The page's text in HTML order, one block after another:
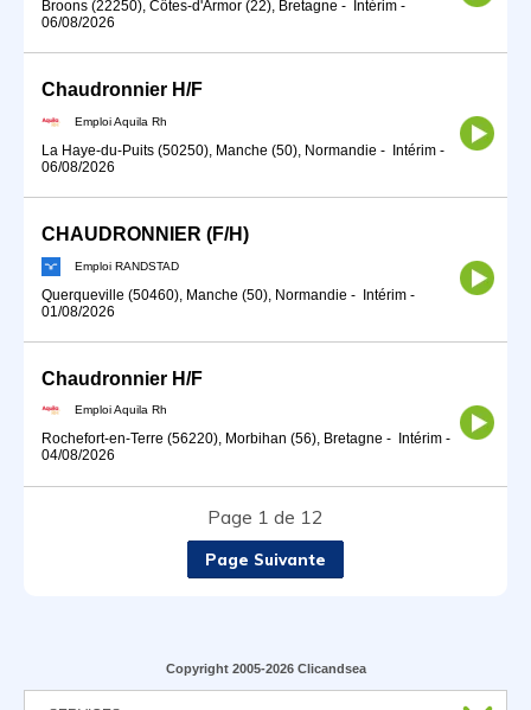
Broons (22250), Côtes-d'Armor (22), Bretagne - Intérim -
06/08/2026
Chaudronnier H/F
Emploi Aquila Rh
La Haye-du-Puits (50250), Manche (50), Normandie - Intérim -
06/08/2026
CHAUDRONNIER (F/H)
Emploi RANDSTAD
Querqueville (50460), Manche (50), Normandie - Intérim -
01/08/2026
Chaudronnier H/F
Emploi Aquila Rh
Rochefort-en-Terre (56220), Morbihan (56), Bretagne - Intérim -
04/08/2026
Page 1 de 12
Page Suivante
Copyright 2005-2026 Clicandsea